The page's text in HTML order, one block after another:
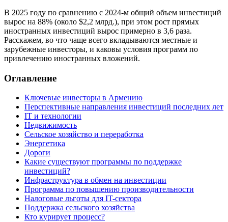
В 2025 году по сравнению с 2024-м общий объем инвестиций
вырос на 88% (около $2,2 млрд.), при этом рост прямых
иностранных инвестиций вырос примерно в 3,6 раза.
Расскажем, во что чаще всего вкладываются местные и
зарубежные инвесторы, и каковы условия программ по
привлечению иностранных вложений.
Оглавление
Ключевые инвесторы в Армению
Перспективные направления инвестиций последних лет
IT и технологии
Недвижимость
Сельское хозяйство и переработка
Энергетика
Дороги
Какие существуют программы по поддержке
инвестиций?
Инфраструктура в обмен на инвестиции
Программа по повышению производительности
Налоговые льготы для IT-сектора
Поддержка сельского хозяйства
Кто курирует процесс?